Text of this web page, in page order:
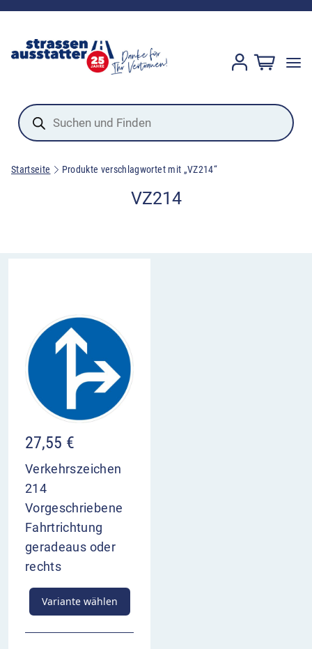
Products
search
Startseite Produkte verschlagwortet mit „VZ214“
VZ214
27,55 €
Verkehrszeichen
214
Vorgeschriebene
Fahrtrichtung
geradeaus oder
rechts
Variante wählen